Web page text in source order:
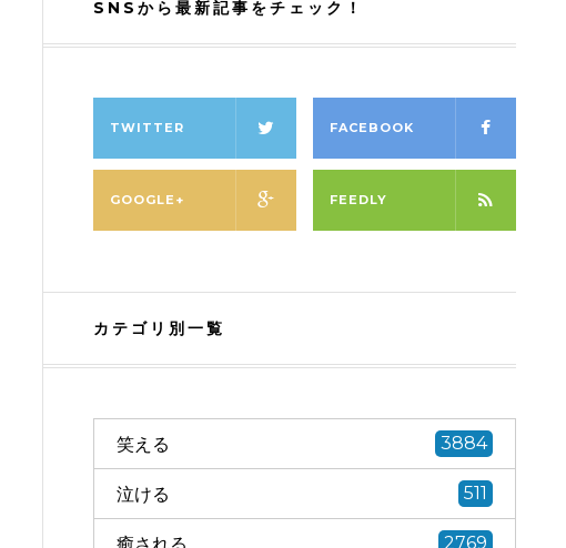
SNSから最新記事をチェック！
TWITTER FACEBOOK
GOOGLE+ FEEDLY
カテゴリ別一覧
笑える 3884
泣ける 511
癒される 2769